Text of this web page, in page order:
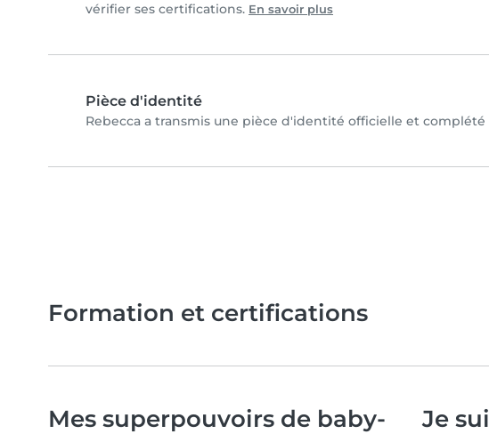
vérifier ses certifications. En savoir plus
Pièce d'identité
Rebecca a transmis une pièce d'identité officielle et
Formation et certifications
Mes superpouvoirs de baby-
Je